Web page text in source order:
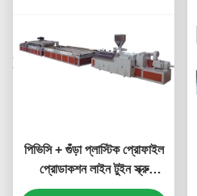
পিভিসি + গুঁড়া প্লাস্টিক প্রোফাইল
প্রোডাকশন লাইন টুইন স্ক্রু
এক্সট্রুডার, কাঠ প্লাস্টিকের মিশ্র